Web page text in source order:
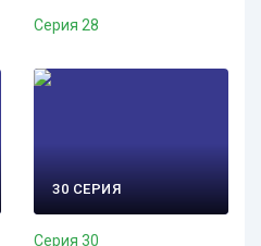
Серия 28
30 СЕРИЯ
Серия 30